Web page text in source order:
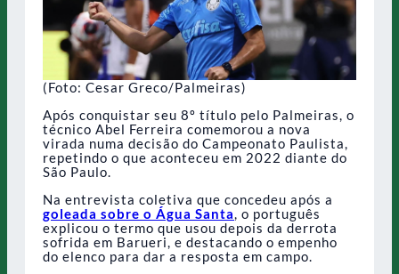
(Foto: Cesar Greco/Palmeiras)
Após conquistar seu 8º título pelo Palmeiras, o
técnico Abel Ferreira comemorou a nova
virada numa decisão do Campeonato Paulista,
repetindo o que aconteceu em 2022 diante do
São Paulo.
Na entrevista coletiva que concedeu após a
goleada sobre o Água Santa, o português
explicou o termo que usou depois da derrota
sofrida em Barueri, e destacando o empenho
do elenco para dar a resposta em campo.